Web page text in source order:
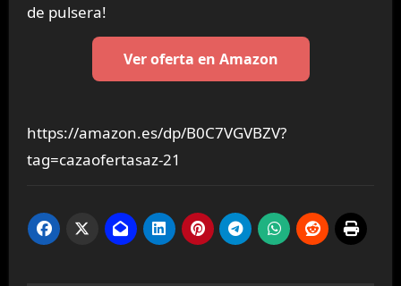
de pulsera!
Ver oferta en Amazon
https://amazon.es/dp/B0C7VGVBZV?
tag=cazaofertasaz-21